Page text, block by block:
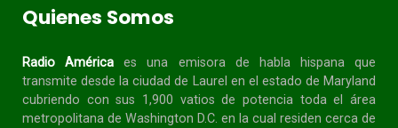
Quienes Somos
Radio América es una emisora de habla hispanaque
transmite desde la ciudad de Laurel en el estado de Maryland
cubriendo con sus 1,900 vatios de potencia toda el área
metropolitana de Washington D.C. en la cual residen cerca de